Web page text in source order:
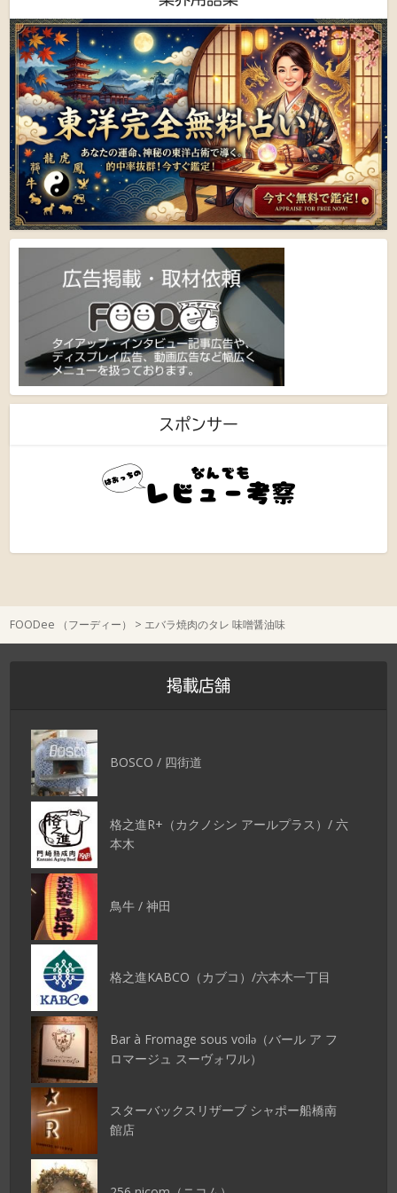
スポンサー
FOODee （フーディー） > エバラ焼肉のタレ 味噌醤油味
掲載店舗
BOSCO / 四街道
格之進R+（カクノシン アールプラス）/ 六
本木
鳥牛 / 神田
格之進KABCO（カブコ）/六本木一丁目
Bar à Fromage sous voilǝ（バール ア フ
ロマージュ スーヴォワル）
スターバックスリザーブ シャポー船橋南
館店